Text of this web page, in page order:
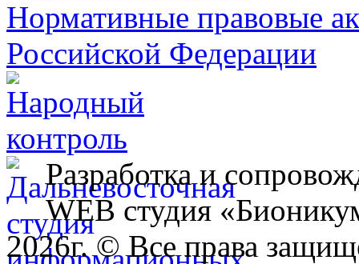
Разработка и
WEB студия
2026г. © Все права